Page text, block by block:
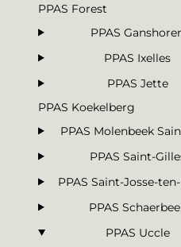
PPAS Forest
PPAS
PPAS Ixelles
PPAS Jette
PPAS Koekelberg
PPAS Molenbeek
PPAS Saint-
PPAS Saint-Josse-
PPAS
PPAS Uccle